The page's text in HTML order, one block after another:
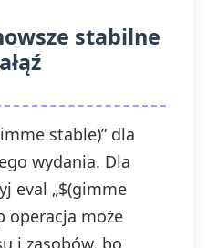
stabilne
stable)” dla
wydania. Dla
eval „$(gimme
operacja może
i zasobów, bo